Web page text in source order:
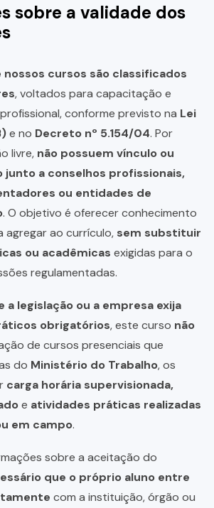
sobre a validade dos
cursos são classificados
, voltados para capacitação e
conforme previsto na Lei
e no Decreto nº 5.154/04. Por
livre, não possuem vínculo ou
a conselhos profissionais,
ou entidades de
. O objetivo é oferecer conhecimento
agregar ao currículo, sem substituir
ou acadêmicas exigidas para o
regulamentadas.
a legislação ou a empresa exija
obrigatórios, este curso não
de cursos presenciais que
do Ministério do Trabalho, os
carga horária supervisionada,
e atividades práticas realizadas
em campo.
sobre a aceitação do
que o próprio aluno entre
com a instituição, órgão ou